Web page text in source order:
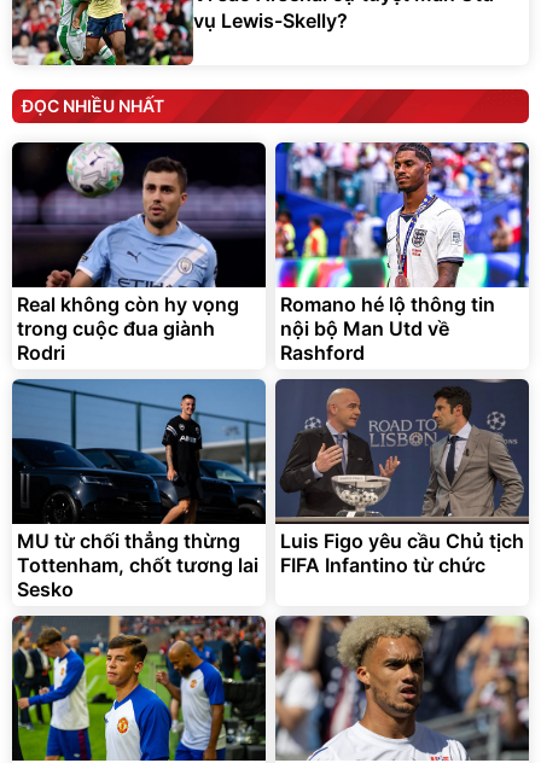
vụ Lewis-Skelly?
ĐỌC NHIỀU NHẤT
Real không còn hy vọng
trong cuộc đua giành
Rodri
Romano hé lộ thông tin
nội bộ Man Utd về
Rashford
MU từ chối thẳng thừng
Tottenham, chốt tương lai
Sesko
Luis Figo yêu cầu Chủ tịch
FIFA Infantino từ chức